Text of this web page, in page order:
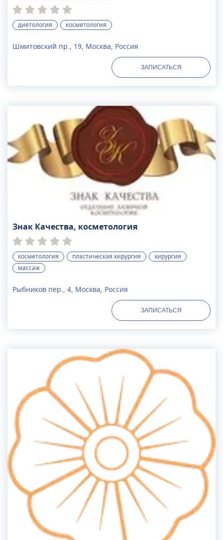
диетология косметология
Шмитовский пр., 19, Москва, Россия
ЗАПИСАТЬСЯ
Знак Качества, косметология
косметология пластическая хирургия
хирургия
массаж
Рыбников пер., 4, Москва, Россия
ЗАПИСАТЬСЯ